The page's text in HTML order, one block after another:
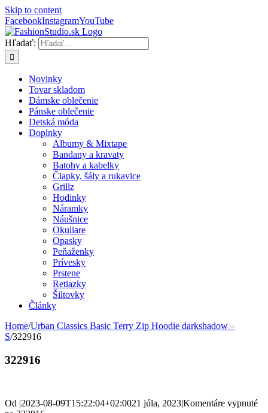
Skip to content
FacebookInstagramYouTube
Hľadať:
Novinky
Tovar skladom
Dámske oblečenie
Pánske oblečenie
Detská móda
Doplnky
Albumy & Mixtape
Bandany a kravaty
Batohy a kabelky
Čiapky, šály a rukavice
Grillz
Hodinky
Náramky
Náušnice
Okuliare
Opasky
Peňaženky
Prívesky
Prstene
Retiazky
Šiltovky
Články
Home/Urban Classics Basic Terry Zip Hoodie darkshadow –
S/322916
322916
Od |2023-08-09T15:22:04+02:0021 júla, 2023|Komentáre vypnuté